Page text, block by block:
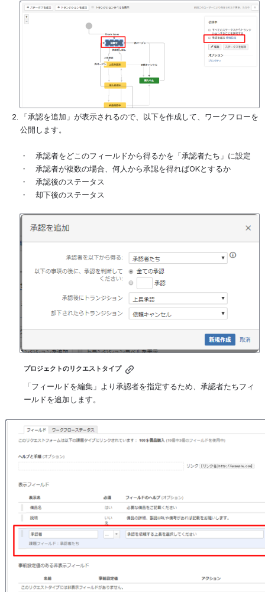
を開く
「承認を追加」が表示されるので、以下を作成して、ワークフローを
公開します。
・　承認者をどこのフィールドから得るかを「承認者たち」に設定
・　承認者が複数の場合、何人から承認を得ればOKとするか
・　承認後のステータス
・　却下後のステータス
プロジェクトのリクエストタイプ
「フィールドを編集」より承認者を指定するため、承認者たちフィ
ールドを追加します。
を開く